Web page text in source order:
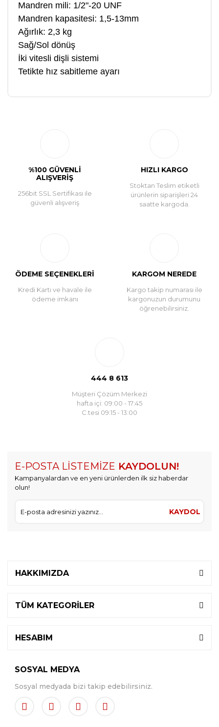
Mandren mili: 1/2"-20 UNF
Mandren kapasitesi: 1,5-13mm
Ağırlık: 2,3 kg
Sağ/Sol dönüş
İki vitesli dişli sistemi
Tetikte hız sabitleme ayarı
%100 GÜVENLİ
ALIŞVERİŞ
256bit SSL Sertifikası ile
güvenli alışveriş
HIZLI KARGO
Stoktan Teslim etiketli
ürünlerin siparişleri 24
saatte kargoda.
ÖDEME SEÇENEKLERİ
Kredi Kartı ve havale ile
ödeme imkanı
KARGOM NEREDE
Kargo takip numarası ile
kargonuzun durumunu
öğrenebilirsiniz.
444 8 613
Müşteri Çözüm Merkezi
hafta içi: 09:00 - 17:45
C.tesi 09:15 - 13:00
E-POSTA LİSTEMİZE KAYDOLUN!
Kampanyalardan ve en yeni ürünlerden ilk siz haberdar
olun!
KAYDOL
HAKKIMIZDA
TÜM KATEGORİLER
HESABIM
SOSYAL MEDYA
Sosyal medyada bizi takip edebilirsiniz.